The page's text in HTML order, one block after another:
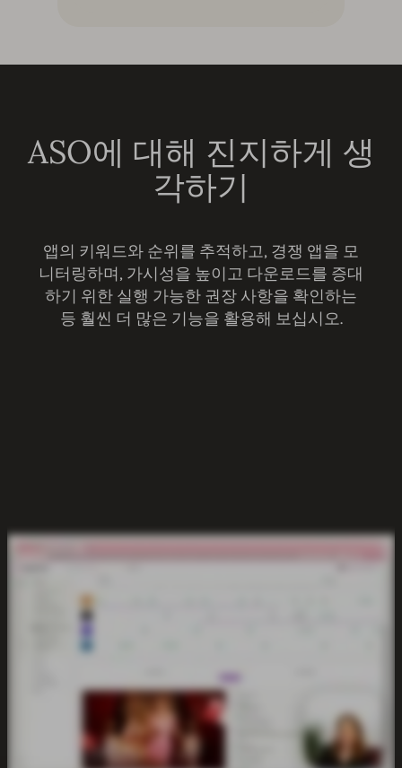
ASO에 대해 진지하게 생
각하기
앱의 키워드와 순위를 추적하고, 경쟁 앱을 모
니터링하며, 가시성을 높이고 다운로드를 증대
하기 위한 실행 가능한 권장 사항을 확인하는
등 훨씬 더 많은 기능을 활용해 보십시오.